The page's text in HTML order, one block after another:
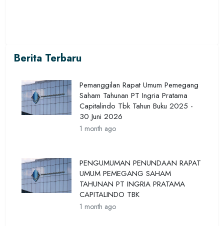
Berita Terbaru
Pemanggilan Rapat Umum Pemegang
Saham Tahunan PT Ingria Pratama
Capitalindo Tbk Tahun Buku 2025 -
30 Juni 2026
1 month ago
PENGUMUMAN PENUNDAAN RAPAT
UMUM PEMEGANG SAHAM
TAHUNAN PT INGRIA PRATAMA
CAPITALINDO TBK
1 month ago